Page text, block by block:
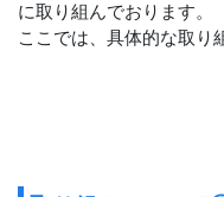
に取り組んでおります。
ここでは、具体的な取り